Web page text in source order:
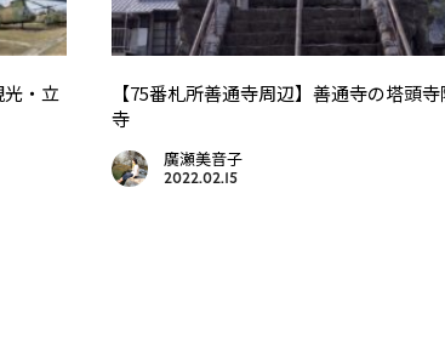
光・立
【75番札所善通寺周辺】善通寺の塔頭寺
寺
廣瀬美音子
2022.02.15